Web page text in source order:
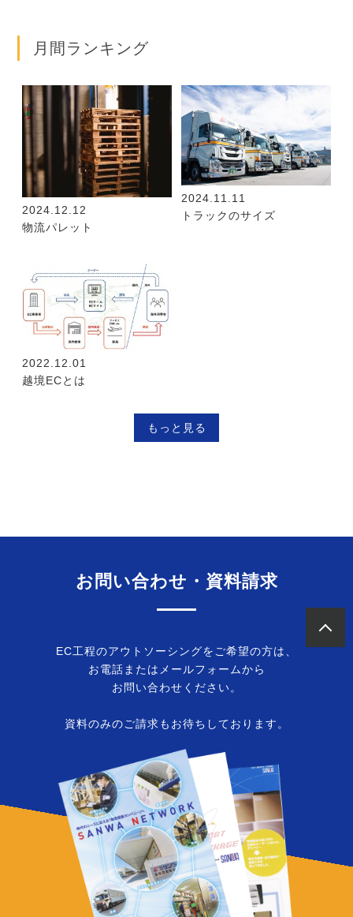
月間ランキング
2024.12.12
物流パレット
2024.11.11
トラックのサイズ
2022.12.01
越境ECとは
もっと見る
お問い合わせ・資料請求
EC工程のアウトソーシングをご希望の方は、
お電話またはメールフォームから
お問い合わせください。
資料のみのご請求もお待ちしております。